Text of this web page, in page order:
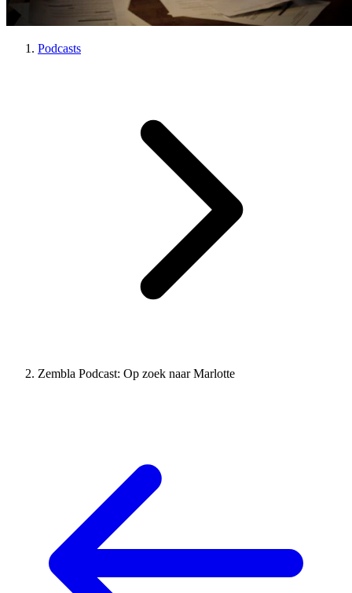
Podcasts
Zembla Podcast: Op zoek naar Marlotte